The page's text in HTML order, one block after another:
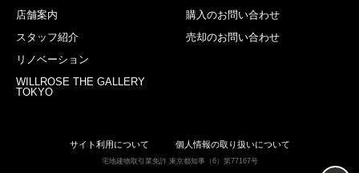
店舗案内
スタッフ紹介
リノベーション
WILLROSE THE GALLERY
TOKYO
購入のお問い合わせ
売却のお問い合わせ
サイト利用について 個人情報の取り扱いについて
宅地建物取引業免許 東京都知事（6）第77167号